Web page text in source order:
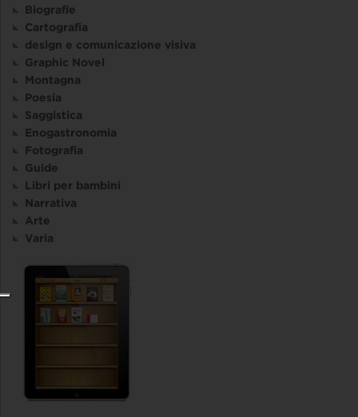
Biografie
Cartografia
design e comunicazione visiva
Graphic Novel
Montagna
Poesia
Saggistica
Enogastronomia
Fotografia
Guide
Libri per bambini
Narrativa
Arte
Varia